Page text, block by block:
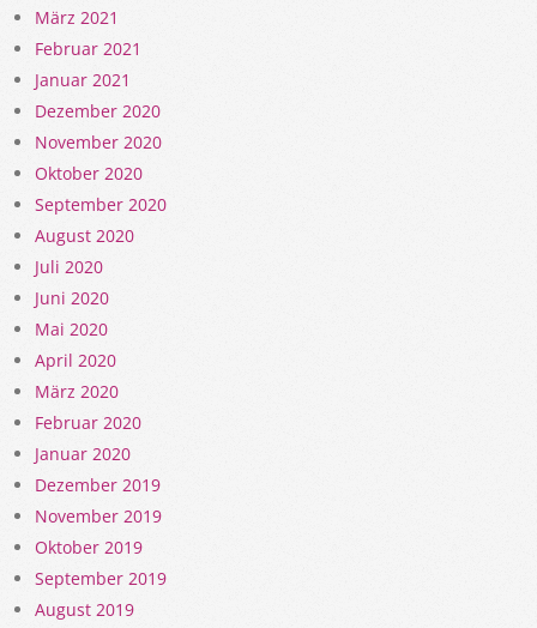
März 2021
Februar 2021
Januar 2021
Dezember 2020
November 2020
Oktober 2020
September 2020
August 2020
Juli 2020
Juni 2020
Mai 2020
April 2020
März 2020
Februar 2020
Januar 2020
Dezember 2019
November 2019
Oktober 2019
September 2019
August 2019